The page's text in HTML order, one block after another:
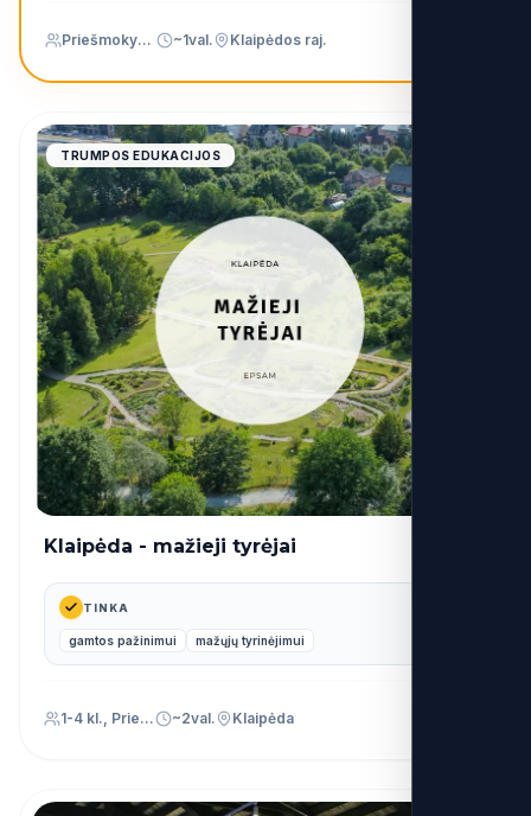
Priešmokyklinis (PU) ~1val. Klaipėdos raj.
TRUMPOS EDUKACIJOS
Klaipėda - mažieji tyrėjai
TINKA
gamtos pažinimui mažųjų tyrinėjimui
1-4 kl., Priešmokyklinis (PU) ~2val. Klaipėda